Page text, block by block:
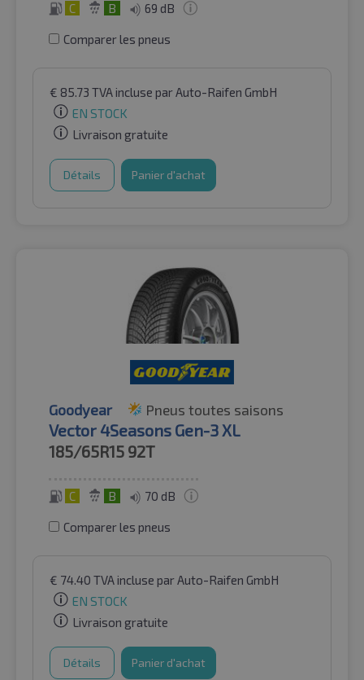
C B 69 dB
Comparer les pneus
€ 85.73 TVA incluse par Auto-Raifen GmbH
EN STOCK
Livraison gratuite
Détails Panier d'achat
Goodyear Pneus toutes saisons
Vector 4Seasons Gen-3 XL
185/65R15 92T
C B 70 dB
Comparer les pneus
€ 74.40 TVA incluse par Auto-Raifen GmbH
EN STOCK
Livraison gratuite
Détails Panier d'achat